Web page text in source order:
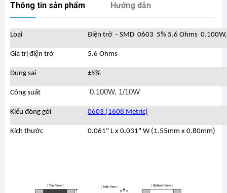
Thông tin sản phẩm Hướng dẫn
Loại Điện trở - SMD 0603 5% 5.6 Ohms
Giá trị điện trở 5.6 Ohms
Dung sai ±5%
Công suất 0.100W, 1/10W
Kiểu đóng gói 0603 (1608 Metric)
Kích thước 0.061" L x 0.031" W (1.55mm x 0.80mm)